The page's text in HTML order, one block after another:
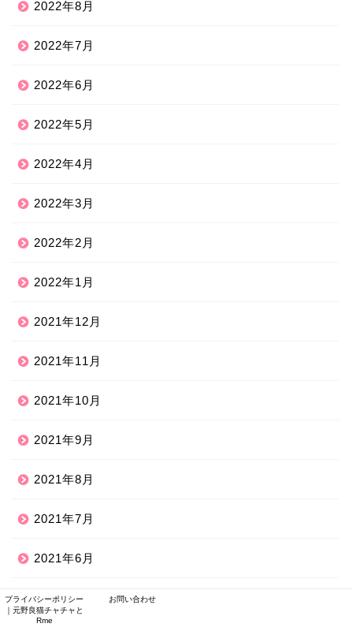
2022年8月
2022年7月
2022年6月
2022年5月
2022年4月
2022年3月
2022年2月
2022年1月
2021年12月
2021年11月
2021年10月
2021年9月
2021年8月
2021年7月
2021年6月
2021年2月
プライバシーポリシー
｜元野良猫チャチャと
Rme
お問い合わせ